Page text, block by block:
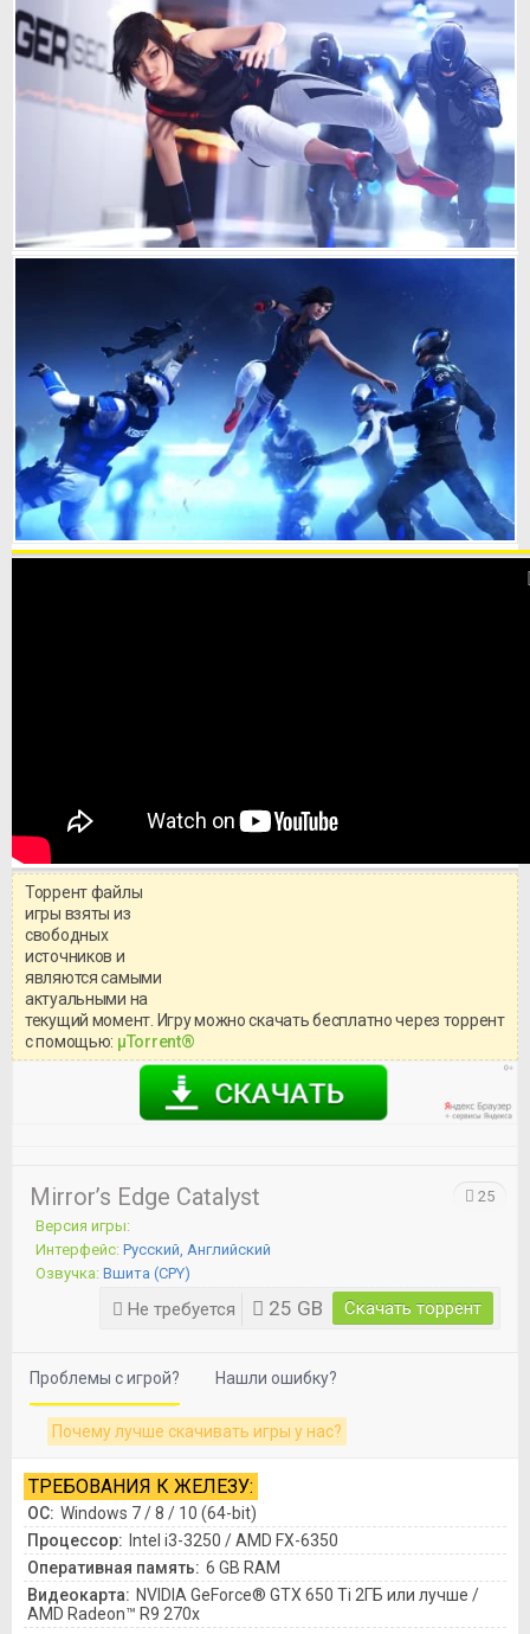
Торрент файлы
игры взяты из
свободных
источников и
являются самыми
актуальными на
текущий момент. Игру можно скачать бесплатно через торрент
с помощью: μTorrent®
Mirror’s Edge Catalyst
Версия игры:
Интерфейс: Русский, Английский
Озвучка: Вшита (CPY)
Не требуется 25 GB Скачать торрент
25
Проблемы с игрой? Нашли ошибку?
Почему лучше скачивать игры у нас?
ТРЕБОВАНИЯ К ЖЕЛЕЗУ:
ОС: Windows 7 / 8 / 10 (64-bit)
Процессор: Intel i3-3250 / AMD FX-6350
Оперативная память: 6 GB RAM
Видеокарта: NVIDIA GeForce® GTX 650 Ti 2ГБ или лучше /
AMD Radeon™ R9 270x